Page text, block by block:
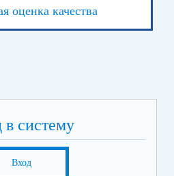
оценка качества
в систему
Вход